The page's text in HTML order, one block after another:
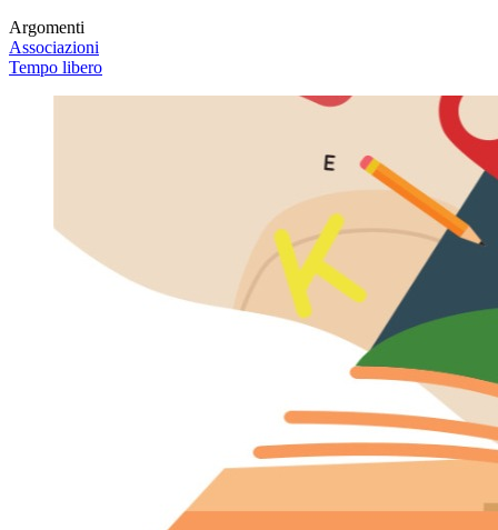
Argomenti
Associazioni
Tempo libero